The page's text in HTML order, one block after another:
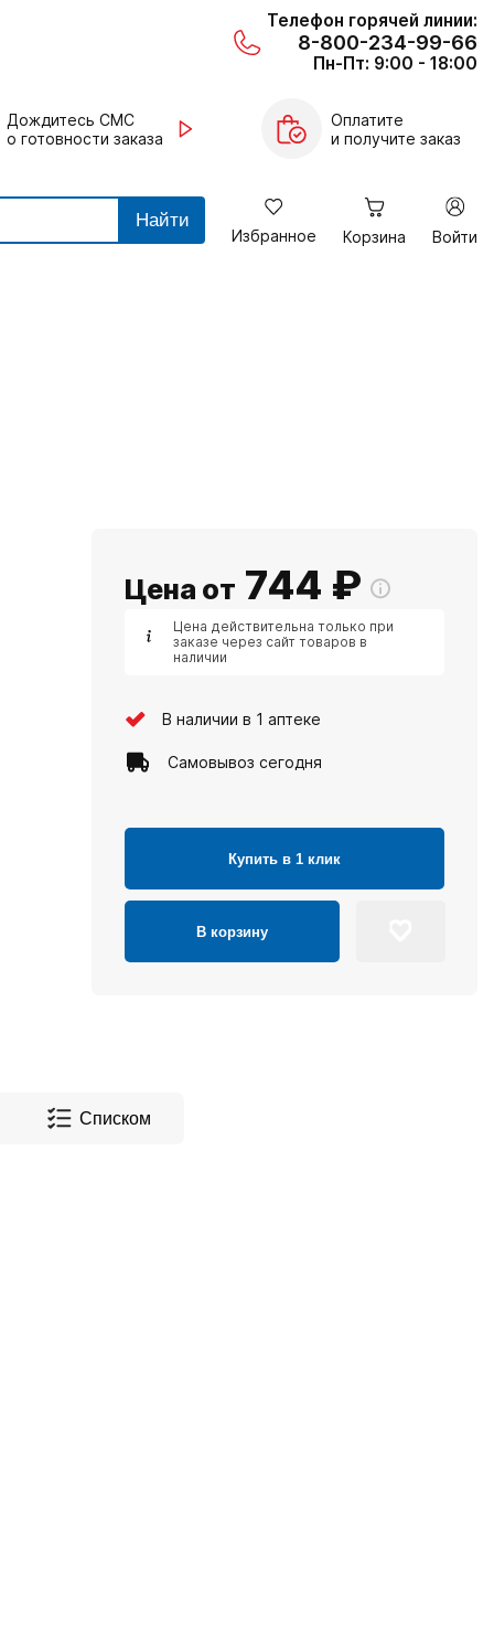
Телефон горячей линии:
8-800-234-99-66
Пн-Пт: 9:00 - 18:00
Дождитесь СМС
о готовности заказа
Оплатите
и получите заказ
Найти
Избранное Корзина Войти
Цена от 744 ₽
Цена действительна только при
заказе через сайт товаров в
наличии
В наличии в 1 аптеке
Самовывоз сегодня
Купить в 1 клик
В корзину
Списком